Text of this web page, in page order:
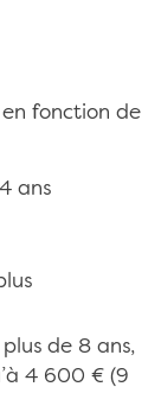
en fonction de
ans
de 8 ans,
4 600 € (9